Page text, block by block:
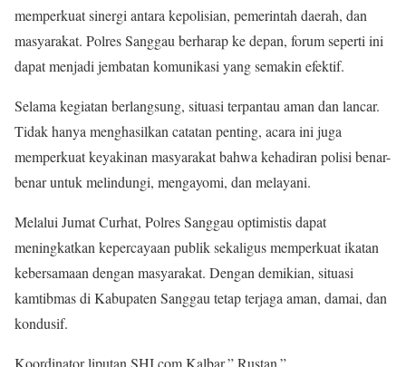
memperkuat sinergi antara kepolisian, pemerintah daerah, dan
masyarakat. Polres Sanggau berharap ke depan, forum seperti ini
dapat menjadi jembatan komunikasi yang semakin efektif.
Selama kegiatan berlangsung, situasi terpantau aman dan lancar.
Tidak hanya menghasilkan catatan penting, acara ini juga
memperkuat keyakinan masyarakat bahwa kehadiran polisi benar-
benar untuk melindungi, mengayomi, dan melayani.
Melalui Jumat Curhat, Polres Sanggau optimistis dapat
meningkatkan kepercayaan publik sekaligus memperkuat ikatan
kebersamaan dengan masyarakat. Dengan demikian, situasi
kamtibmas di Kabupaten Sanggau tetap terjaga aman, damai, dan
kondusif.
Koordinator liputan SHI com Kalbar,” Rustan.”